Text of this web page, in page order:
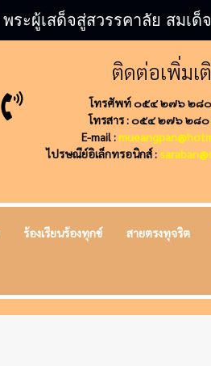
ระผู้เสด็จสู่สวรรคาลัย สมเ
ติดต่อเพิ่มเ
โทรศัพท์ ๐๕๔ ๒๗๖ ๒๘
โทรสาร : ๐๕๔ ๒๗๖ ๒๘
E-mail :
ไปรษณีย์อิเล็กทรอนิกส์ :
ร้องเรียนร้องทุกข์ สายตรงทุจริต